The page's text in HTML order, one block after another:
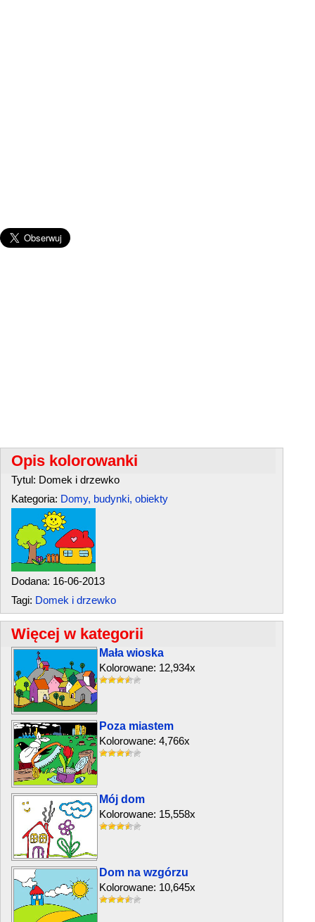
Opis kolorowanki
Tytul: Domek i drzewko
Kategoria: Domy, budynki, obiekty
Dodana: 16-06-2013
Tagi: Domek i drzewko
Więcej w kategorii
Mała wioska
Kolorowane: 12,934x
Poza miastem
Kolorowane: 4,766x
Mój dom
Kolorowane: 15,558x
Dom na wzgórzu
Kolorowane: 10,645x